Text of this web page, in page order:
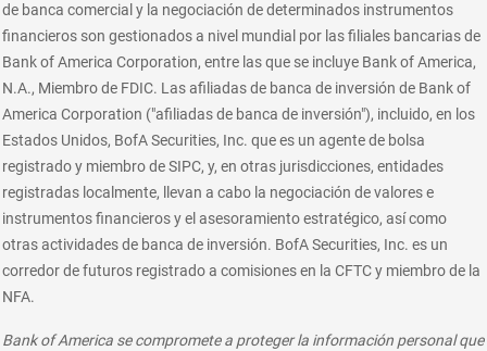
de banca comercial y la negociación de determinados instrumentos
financieros son gestionados a nivel mundial por las filiales bancarias de
Bank of America Corporation, entre las que se incluye Bank of America,
N.A., Miembro de FDIC. Las afiliadas de banca de inversión de Bank of
America Corporation ("afiliadas de banca de inversión"), incluido, en los
Estados Unidos, BofA Securities, Inc. que es un agente de bolsa
registrado y miembro de SIPC, y, en otras jurisdicciones, entidades
registradas localmente, llevan a cabo la negociación de valores e
instrumentos financieros y el asesoramiento estratégico, así como
otras actividades de banca de inversión. BofA Securities, Inc. es un
corredor de futuros registrado a comisiones en la CFTC y miembro de la
NFA.
Bank of America se compromete a proteger la información personal que